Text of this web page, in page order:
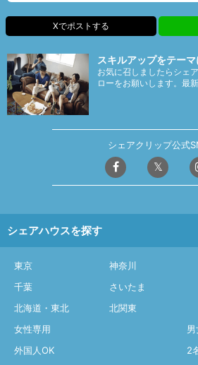
Xでポストする
スキルアップをテー
お気に召しましたらシェ
ローをお願いします。最
シェアクリップ公式
シェアハウスを探す
東京 神奈川
千葉
さいたま
北海道・東北
北関東
女性専用
外国人OK
2